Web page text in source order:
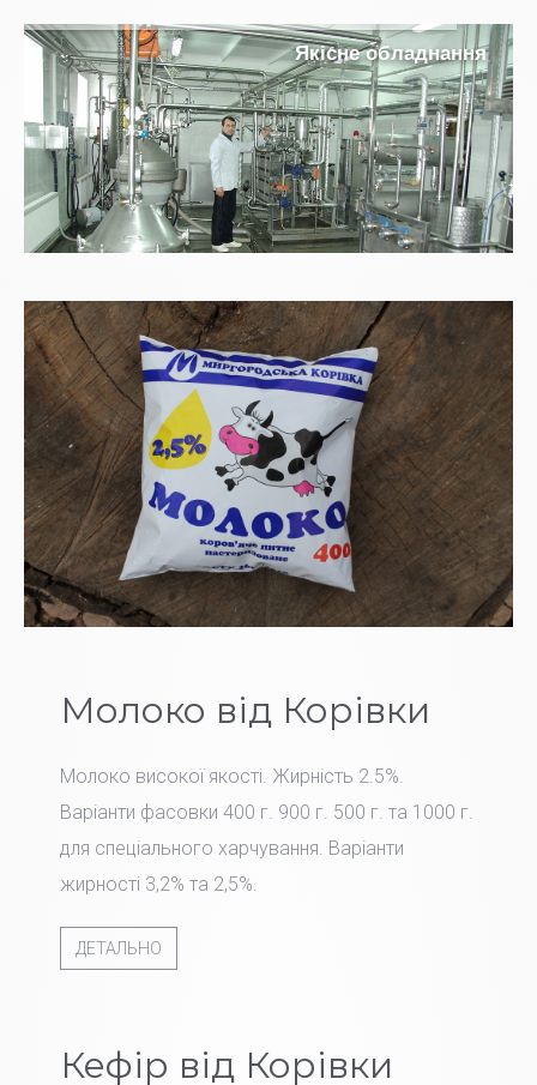
Якісне обладнання
Молоко від Корівки
Молоко високої якості. Жирність 2.5%.
Варіанти фасовки 400 г. 900 г. 500 г. та 1000 г.
для спеціального харчування. Варіанти
жирності 3,2% та 2,5%.
ДЕТАЛЬНО
Кефір від Корівки